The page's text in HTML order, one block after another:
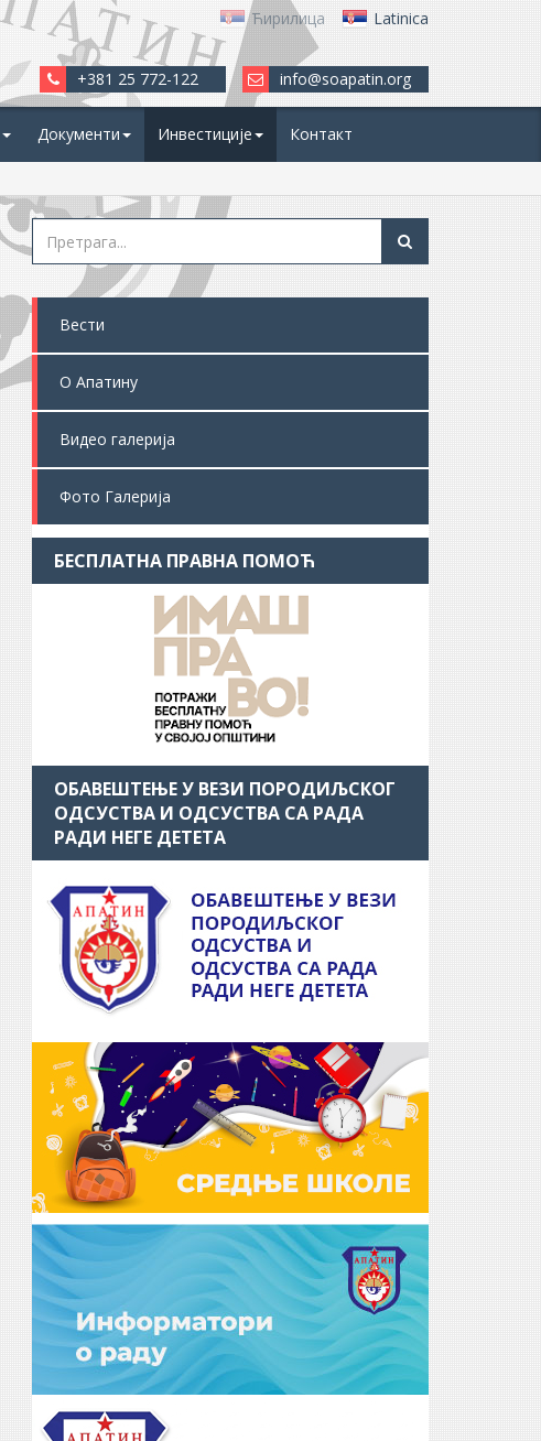
Ћирилица Latinica
+381 25 772-122 info@soapatin.org
Документи Инвестиције Контакт
Вести
О Апатину
Видео галерија
Фото Галерија
БЕСПЛАТНА ПРАВНА ПОМОЋ
ОБАВЕШТЕЊЕ У ВЕЗИ ПОРОДИЉСКОГ
ОДСУСТВА И ОДСУСТВА СА РАДА
РАДИ НЕГЕ ДЕТЕТА